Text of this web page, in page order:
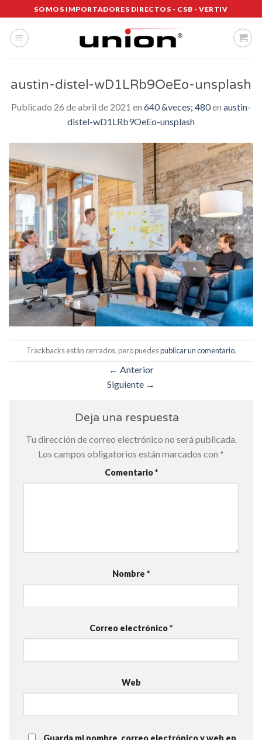
al
contenido
SOMOS IMPORTADORES DIRECTOS - CSB - VERTIV
austin-distel-wD1LRb9OeEo-unsplash
Publicado 26 de abril de 2021 en 640 &veces; 480en austin-
distel-wD1LRb9OeEo-unsplash
Trackbacks están cerrados, pero puedespublicar un comentario.
← Anterior
Siguiente →
Deja una respuesta
Tu dirección de correo electrónico no será publicada.
Los campos obligatorios están marcados con *
Comentario*
Nombre *
Correo electrónico*
Web
Guarda mi nombre, correo electrónico y web en